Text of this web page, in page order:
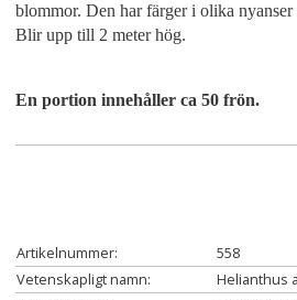
blommor. Den har färger i olika
Blir upp till 2 meter hög.
En portion innehåller ca 50 frön.
Artikelnummer:
558
Vetenskapligt namn:
Helianthus